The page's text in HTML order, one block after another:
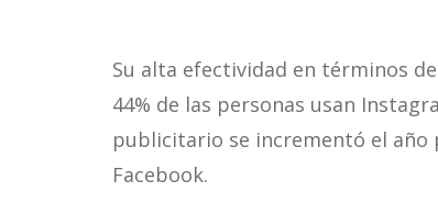
Su alta efectividad en términos
44% de las personas usan
publicitario se incrementó el año
Facebook.